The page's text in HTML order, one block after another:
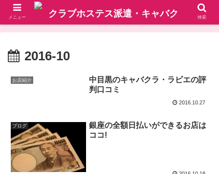
2016-10
お店紹介
中目黒のキャバクラ・ラビエの評
判口コミ
2016.10.27
ブログ
銀座の全額日払いができるお店は
ココ!
メニュー 検索